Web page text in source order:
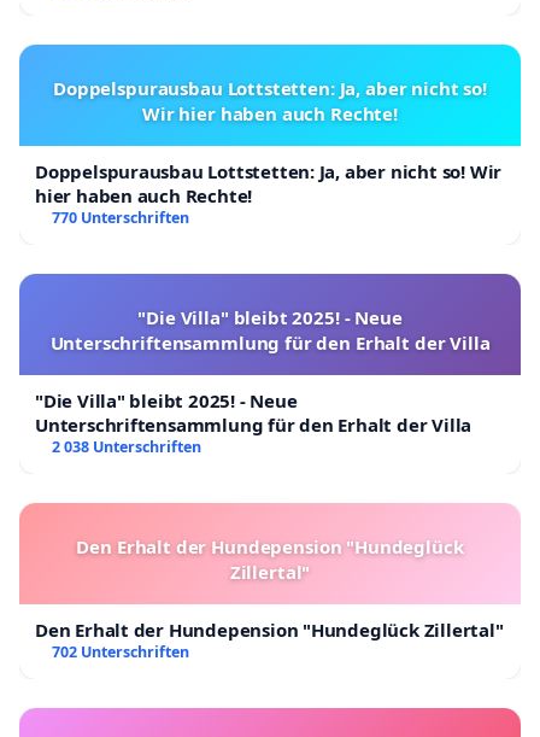
Doppelspurausbau Lottstetten: Ja, aber nicht so!
Wir hier haben auch Rechte!
Doppelspurausbau Lottstetten: Ja, aber nicht so! Wir
hier haben auch Rechte!
770 Unterschriften
"Die Villa" bleibt 2025! - Neue
Unterschriftensammlung für den Erhalt der Villa
"Die Villa" bleibt 2025! - Neue
Unterschriftensammlung für den Erhalt der Villa
2 038 Unterschriften
Den Erhalt der Hundepension "Hundeglück
Zillertal"
Den Erhalt der Hundepension "Hundeglück Zillertal"
702 Unterschriften